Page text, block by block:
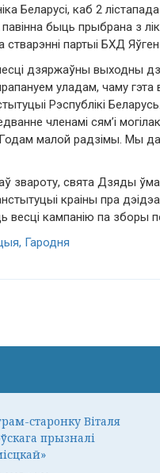
Беларусі, каб 2
павінна быць прыбрана з
стварэнні партыі БХД
дзяржаўны выходны
уладам, чаму
Рэспублікі
членамі сям’і
малой радзімы. Мы
звароту, свята Дзяды
краіны пра
весці кампанію па зборы
Гародня
старонку Віталя
прызналі